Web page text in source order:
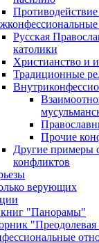
Русская
католики
Христианство и
Традиционные
Прочие
Другие примеры
конфликтов
верующих
"Панорамы"
"Преодолевая